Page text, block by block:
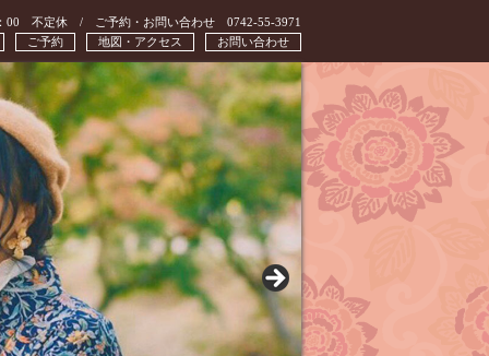
00 不定休 / ご予約・お問い合わせ 0742-55-3971
お問い合わせ
地図・アクセス
ご予約